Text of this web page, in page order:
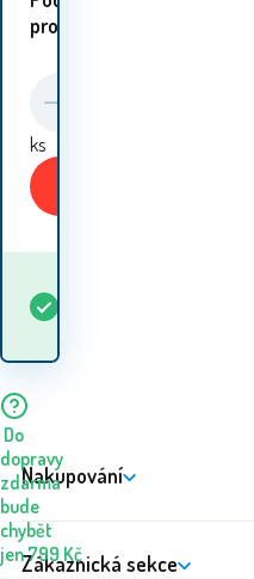
proudukty:
ks
Do
dopravy
zdarma
bude
chybět
jen799 Kč
Nakupování
Zákaznická sekce